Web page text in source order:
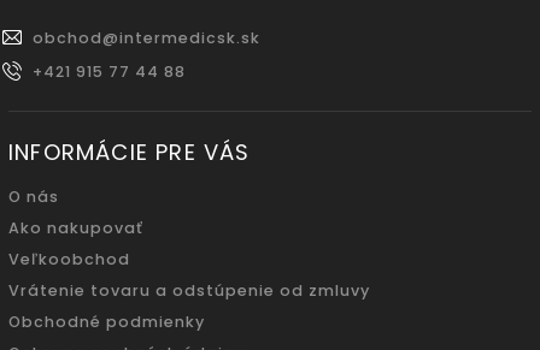
obchod@intermedicsk.sk
+421 915 77 44 88
INFORMÁCIE PRE VÁS
O nás
Ako nakupovať
Veľkoobchod
Vrátenie tovaru a odstúpenie od zmluvy
Obchodné podmienky